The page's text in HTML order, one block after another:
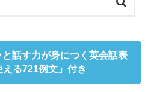
と話す力が身につく英会話表
る721例文」付き